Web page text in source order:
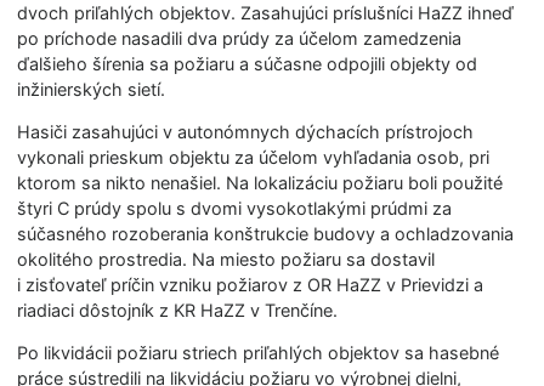
dvoch priľahlých objektov. Zasahujúci príslušníci HaZZ ihneď
po príchode nasadili dva prúdy za účelom zamedzenia
ďalšieho šírenia sa požiaru a súčasne odpojili objekty od
inžinierských si­etí.
Hasiči zasahujúci v autonómnych dýchacích prístrojoch
vykonali prieskum objektu za účelom vyhľadania osob, pri
ktorom sa nikto nenašiel. Na lokalizáciu požiaru boli použité
štyri C prúdy spolu s dvomi vysokotlakými prúdmi za
súčasného rozoberania konštrukcie budovy a ochladzovania
okolitého prostredia. Na miesto požiaru sa dostavil
i zisťovateľ príčin vzniku požiarov z OR HaZZ v Prievidzi a
riadiaci dôstojník z KR HaZZ v Trenčíne.
Po likvidácii požiaru striech priľahlých objektov sa hasebné
práce sústredili na likvidáciu požiaru vo výrobnej dielni,